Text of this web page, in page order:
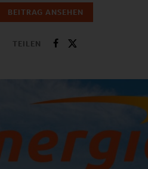
BEITRAG ANSEHEN
TEILEN